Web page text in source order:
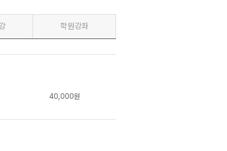
수능 물리학
기출 300 BASIC OT
22분 48초
물아일체 개념완성 OT
학원강좌
40,000원